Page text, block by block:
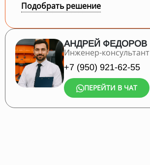
Подобрать решение
АНДРЕЙ ФЕДОРОВ
Инженер-консультант
+7 (950) 921-62-55
ПЕРЕЙТИ В ЧАТ